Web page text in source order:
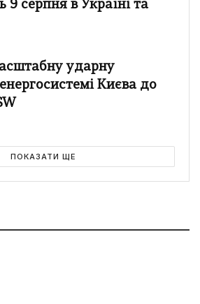
серпня в Україні та
ударну
Києва до
ПОКАЗАТИ ЩЕ